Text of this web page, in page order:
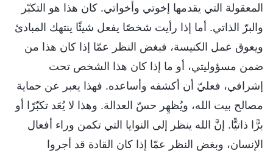
المعقولة التي يقدمها إخوتي وأخواتي. كان هذا هو التكبّر
والبرّ الذاتي. أما إذا رأيت شخصًا يفعل شيئًا ينتهك المبادئ
ويعوق عمل الكنيسة، فبغض النظر عمّا إذا كان هذا من
ضمن مسؤوليتي، أو ما إذا كان هذا الشخص تحت
إشرافي، فعليّ أن أكشفه وأساعده. فهذا يعبر عن حماية
مصالح بيت الله، ويُظهِر حسّ العدالة. وهذا لا يُعَد تكبّرًا أو
برًّا ذاتيًّا. إنَّ الله ينظر إلى النوايا التي تكمن وراء أفعال
الإنسان، وبغض النظر عمّا إذا كان القادة قد أجروا